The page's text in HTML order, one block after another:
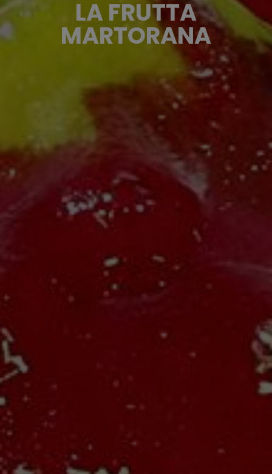
LA FRUTTA
MARTORANA